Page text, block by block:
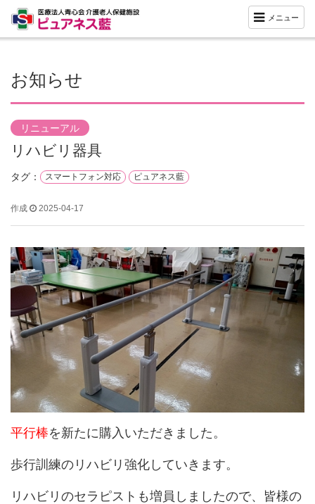
メニュー
お知らせ
リニューアル
リハビリ器具
タグ： スマートフォン対応 ピュアネス藍
作成 2025-04-17
平行棒を新たに購入いただきました。
歩行訓練のリハビリ強化していきます。
リハビリのセラピストも増員しましたので、皆様の